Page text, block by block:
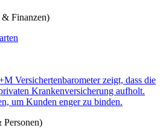
& Finanzen)
Versichertenbarometer zeigt, dass die
Krankenversicherung aufholt.
um Kunden enger zu binden.